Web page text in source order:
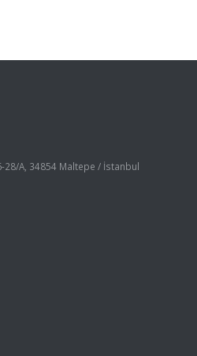
28/A, 34854 Maltepe / İstanbul